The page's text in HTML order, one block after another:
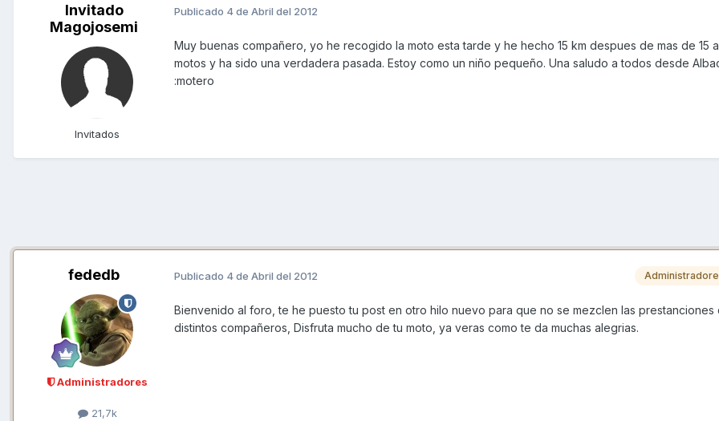
Invitado
Magojosemi
Invitados
Publicado 4 de Abril del 2012
Muy buenas compañero, yo he recogido la moto esta tarde y he hecho 15 km despues de mas de 15
motos y ha sido una verdadera pasada. Estoy como un niño pequeño. Una saludo a todos desde
:motero
fededb
Administradores
21,7k
Publicado 4 de Abril del 2012
Bienvenido al foro, te he puesto tu post en otro hilo nuevo para que no se mezclen las prestanciones
distintos compañeros, Disfruta mucho de tu moto, ya veras como te da muchas alegrias.